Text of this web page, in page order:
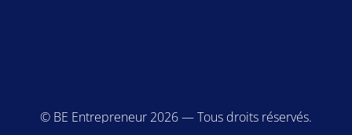
© BE Entrepreneur 2026 — Tous droits réservés.